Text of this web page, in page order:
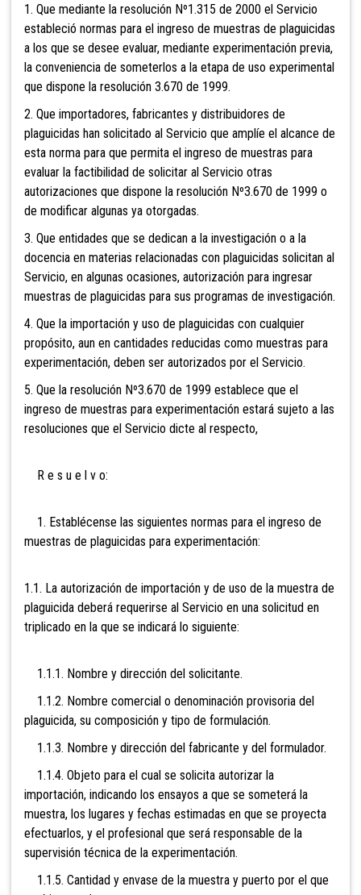
1. Que mediante la resolución Nº1.315 de 2000 el Servicio
estableció normas para el ingreso de muestras de plaguicidas
a los que se desee evaluar, mediante experimentación previa,
la conveniencia de someterlos a la etapa de uso experimental
que dispone la resolución 3.670 de 1999.
2. Que importadores, fabricantes y distribuidores de
plaguicidas han solicitado al Servicio que amplíe el alcance de
esta norma para que permita el ingreso de muestras para
evaluar la factibilidad de solicitar al Servicio otras
autorizaciones que dispone la resolución Nº3.670 de 1999 o
de modificar algunas ya otorgadas.
3. Que entidades que se dedican a la investigación o a la
docencia en materias relacionadas con plaguicidas solicitan al
Servicio, en algunas ocasiones, autorización para ingresar
muestras de plaguicidas para sus programas de investigación.
4. Que la importación y uso de plaguicidas con cualquier
propósito, aun en cantidades reducidas como muestras para
experimentación, deben ser autorizados por el Servicio.
5. Que la resolución Nº3.670 de 1999 establece que el
ingreso de muestras para experimentación estará sujeto a las
resoluciones que el Servicio dicte al respecto,
R e s u e l v o:
1. Establécense las siguientes normas para el ingreso de
muestras de plaguicidas para experimentación:
1.1. La autorización de importación y de uso de la muestra de
plaguicida deberá requerirse al Servicio en una solicitud en
triplicado en la que se indicará lo siguiente:
1.1.1. Nombre y dirección del solicitante.
1.1.2. Nombre comercial o denominación provisoria del
plaguicida, su composición y tipo de formulación.
1.1.3. Nombre y dirección del fabricante y del formulador.
1.1.4. Objeto para el cual se solicita autorizar la
importación, indicando los ensayos a que se someterá la
muestra, los lugares y fechas estimadas en que se proyecta
efectuarlos, y el profesional que será responsable de la
supervisión técnica de la experimentación.
1.1.5. Cantidad y envase de la muestra y puerto por el que